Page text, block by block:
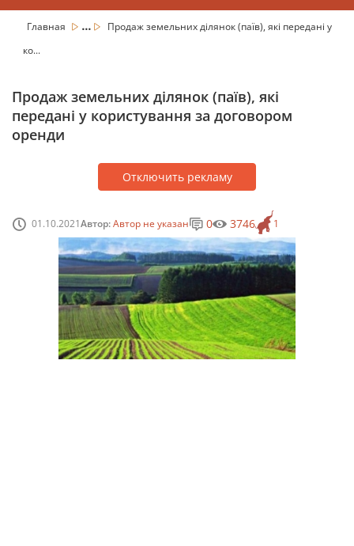
Главная ...
Продаж земельних ділянок (паїв), які передані у
ко...
Продаж земельних ділянок (паїв), які
передані у користування за договором
оренди
Отключить рекламу
01.10.2021Автор:Автор не указан 1
0 3746